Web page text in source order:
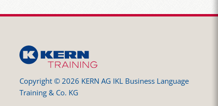
Copyright © 2026 KERN AG IKL Business Language
Training & Co. KG